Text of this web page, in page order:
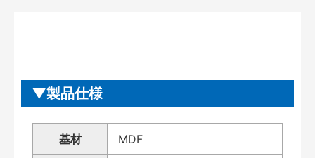
製品仕様
基材 MDF